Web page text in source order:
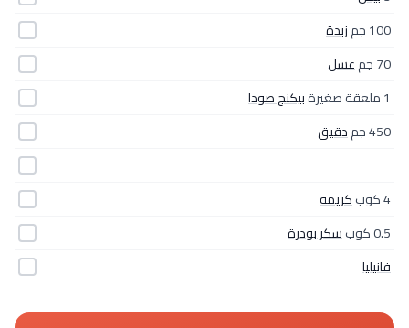
100 جم
زبدة
70 جم
عسل
1 ملعقة صغيرة
بيكنج صودا
450 جم
دقيق
4 كوب
كريمة
0.5 كوب
سكر بودرة
فانيليا